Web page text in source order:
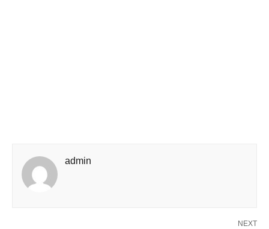
admin
NEXT